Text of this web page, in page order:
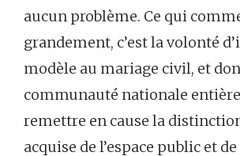
aucun problème. Ce qui
grandement, c’est la volonté
modèle au mariage civil, et
communauté nationale entière.
remettre en cause la
acquise de l’espace public et de